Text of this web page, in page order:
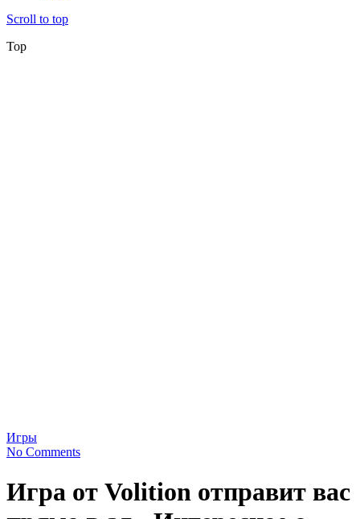
Scroll to top
Top
Игры
No Comments
Игра от Volition отправит вас